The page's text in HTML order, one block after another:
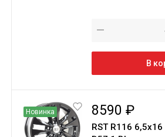
—
В
Новинка 8590 ₽
RST R116 6,5x16